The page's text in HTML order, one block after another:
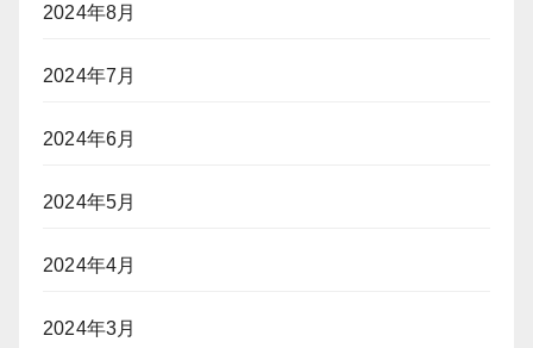
2024年8月
2024年7月
2024年6月
2024年5月
2024年4月
2024年3月